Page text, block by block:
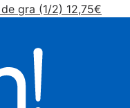
gra (1/2) 12,75€